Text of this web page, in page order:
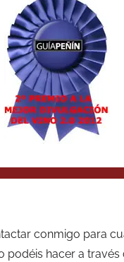
conmigo para
podéis hacer a través